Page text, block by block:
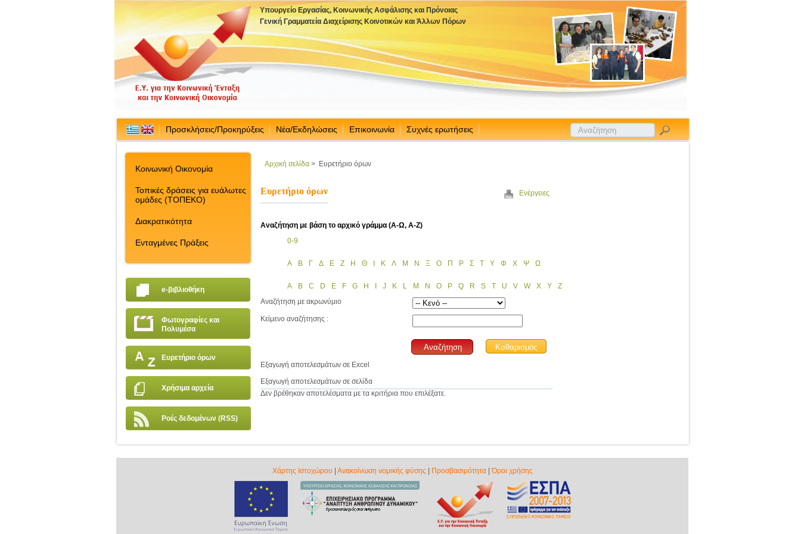
Υπουργείο Εργασίας, Κοινωνικής Ασφάλισης και Πρόνοιας
Γενική Γραμματεία Διαχείρισης Κοινοτικών και Άλλων Πόρων
Προσκλήσεις/Προκηρύξεις Νέα/Εκδηλώσεις Επικοινωνία Συχνές ερωτήσεις
Κοινωνική Οικονομία
Τοπικές δράσεις για ευάλωτες
ομάδες (ΤΟΠΕΚΟ)
Διακρατικότητα
Ενταγμένες Πράξεις
e-βιβλιοθήκη
Φωτογραφίες και
Πολυμέσα
Ευρετήριο όρων
Χρήσιμα αρχεία
Ροές δεδομένων (RSS)
Αρχική σελίδα > Ευρετήριο όρων
Ευρετήριο όρων Ενέργειες
Αναζήτηση με βάση το αρχικό γράμμα (Α-Ω, Α-Ζ)
0-9
Α Β Γ Δ Ε Ζ Η Θ Κ Λ Μ Ν Ξ Ο Π Ρ Σ Τ Υ Φ Χ Ψ Ω
A B C D E F G H J K L M N O P Q R S T U V W X Y
Z
Αναζήτηση με ακρωνύμιο
Κείμενο αναζήτησης :
Εξαγωγή αποτελεσμάτων σε Excel
Εξαγωγή αποτελεσμάτων σε σελίδα
Δεν βρέθηκαν αποτελέσματα με τα κριτήρια που επιλέξατε.
Χάρτης Ιστοχώρου Ανακοίνωση νομικής φύσης Προσβασιμότητα|Όροι χρήσης